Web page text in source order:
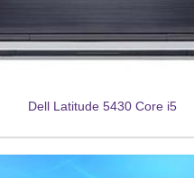
Dell Latitude 5430 Core i5